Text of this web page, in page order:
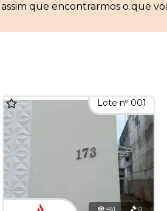
que encontrarmos o que
Lote nº 001
451 0